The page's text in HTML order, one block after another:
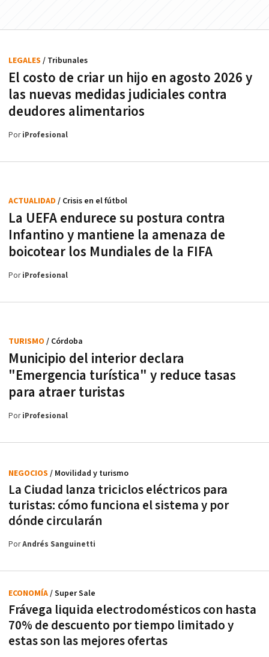
El costo de criar un hijo en agosto 2026 y
las nuevas medidas judiciales contra
deudores alimentarios
LEGALES / Tribunales
PoriProfesional
La UEFA endurece su postura contra
Infantino y mantiene la amenaza de
boicotear los Mundiales de la FIFA
ACTUALIDAD / Crisis en el fútbol
PoriProfesional
Municipio del interior declara
"Emergencia turística" y reduce tasas
para atraer turistas
TURISMO / Córdoba
PoriProfesional
La Ciudad lanza triciclos eléctricos para
turistas: cómo funciona el sistema y por
dónde circularán
NEGOCIOS / Movilidad y turismo
PorAndrés Sanguinetti
Frávega liquida electrodomésticos con hasta
70% de descuento por tiempo limitado y
estas son las mejores ofertas
ECONOMÍA/ Super Sale